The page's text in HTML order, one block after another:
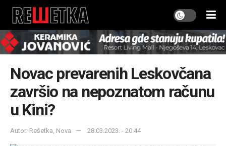
Novac prevarenih Leskovčana
završio na nepoznatom računu
u Kini?
Autor: Rešetka, Nova 28.03.2023. - 20:44